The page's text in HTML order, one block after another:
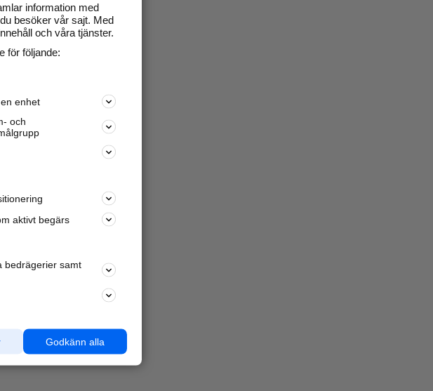
information med
besöker vår sajt. Med
och våra tjänster.
för följande:
enhet
och
aktivt begärs
bedrägerier samt
Godkänn alla